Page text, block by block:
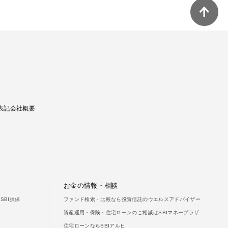
記会社概要
損保
お金の情報・相談
ファンド検索・比較なら投資信託のウエルスアドバイザー
資産運用・保険・住宅ローンのご相談はSBIマネープラザ
住宅ローンならSBIアルヒ